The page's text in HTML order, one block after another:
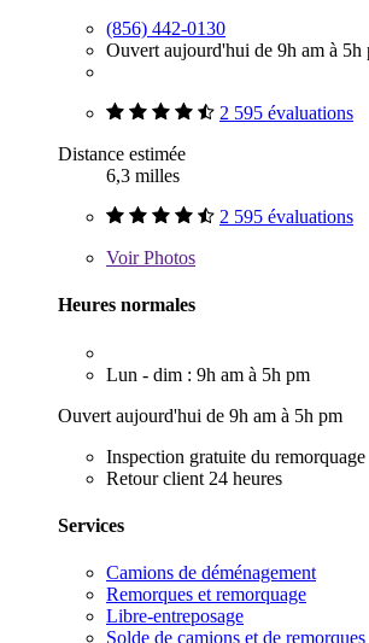
(856) 442-0130
Ouvert aujourd'hui de 9h am à 5h
2 595 évaluations
Distance estimée
6,3 milles
2 595 évaluations
VoirPhotos
Heures normales
Lun - dim : 9h am à 5h pm
Ouvert aujourd'hui de 9h am à 5h pm
Inspection gratuite du remorquage
Retour client 24 heures
Services
Camions de déménagement
Remorques et remorquage
Libre-entreposage
Solde de camions et de remorques